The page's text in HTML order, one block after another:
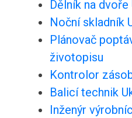
Dělník na
Noční skladník
Plánovač
životopisu
Kontrolor
Balicí technik
Inženýr